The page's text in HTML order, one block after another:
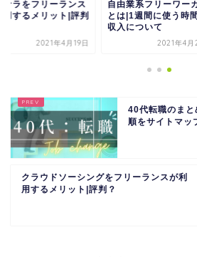
ナラをフリーランス
用するメリット|評判
2021年4月19日
自由業系フリーワー
とは|1週間に使う時
収入について
2021年4月
40代転職のまと
順をサイトマッ
クラウドソーシングをフリーランスが利
用するメリット|評判？